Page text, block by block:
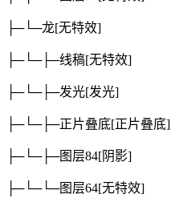
├─└─龙[无特效]
├─└─├─线稿[无特效]
├─└─├─发光[发光]
├─└─├─正片叠底[正片叠底]
├─└─├─图层84[阴影]
├─└─└─图层64[无特效]